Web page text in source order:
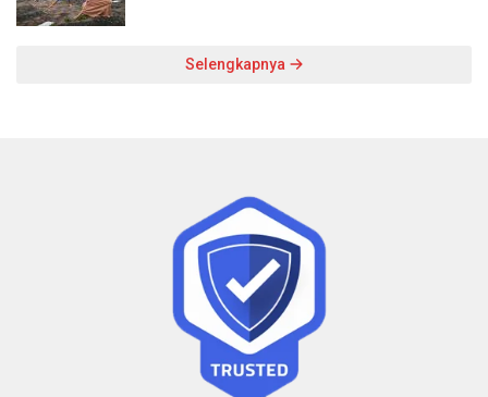
Selengkapnya